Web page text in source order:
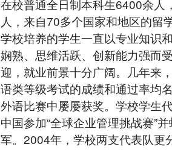
在校普通全日制本科生6400余人
人，来自70多个国家和地区的留
学校培养的学生一直以专业知识
娴熟、思维活跃、创新能力强而
迎，就业前景十分广阔。几年来
语类等级考试的成绩和通过率均
外语比赛中屡屡获奖。学校学生
中国参加“全球企业管理挑战赛”
军。2004年，学校两支代表队更